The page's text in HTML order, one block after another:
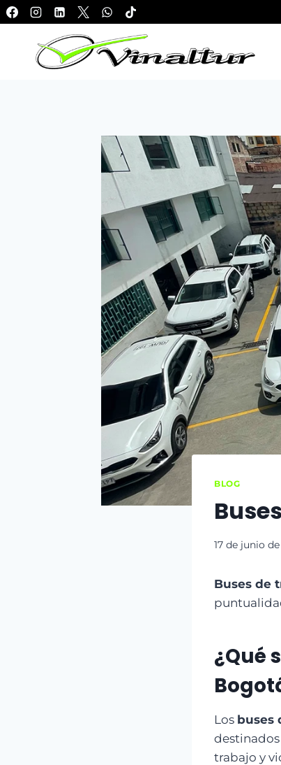
BLOG
17 de junio
Buses de
¿Qué
Los buses
destinados
trabajo y